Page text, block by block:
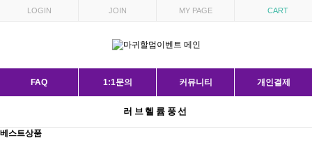
LOGIN JOIN MY PAGE CART
FAQ 1:1문의 커뮤니티 개인결제
러브헬륨풍선
베스트상품